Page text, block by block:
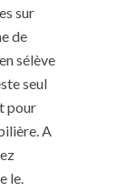
sur
de
sélève
seul
pour
A
le.